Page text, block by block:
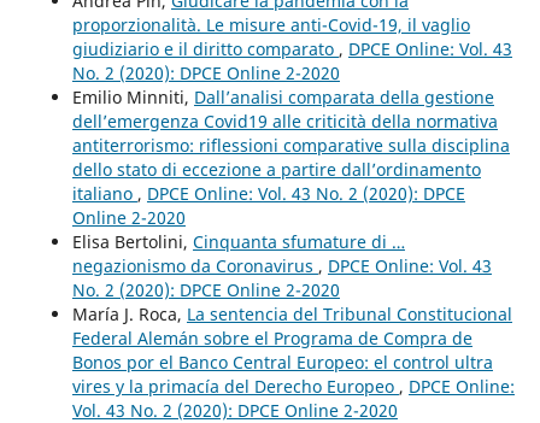
proporzionalità. Le misure anti-Covid-19, il vaglio
giudiziario e il diritto comparato , DPCE Online: Vol. 43
No. 2 (2020): DPCE Online 2-2020
Emilio Minniti, Dall’analisi comparata della gestione
dell’emergenza Covid19 alle criticità della normativa
antiterrorismo: riflessioni comparative sulla disciplina
dello stato di eccezione a partire dall’ordinamento
italiano , DPCE Online: Vol. 43 No. 2 (2020): DPCE
Online 2-2020
Elisa Bertolini, Cinquanta sfumature di …
negazionismo da Coronavirus , DPCE Online: Vol. 43
No. 2 (2020): DPCE Online 2-2020
María J. Roca, La sentencia del Tribunal Constitucional
Federal Alemán sobre el Programa de Compra de
Bonos por el Banco Central Europeo: el control ultra
vires y la primacía del Derecho Europeo , DPCE Online:
Vol. 43 No. 2 (2020): DPCE Online 2-2020